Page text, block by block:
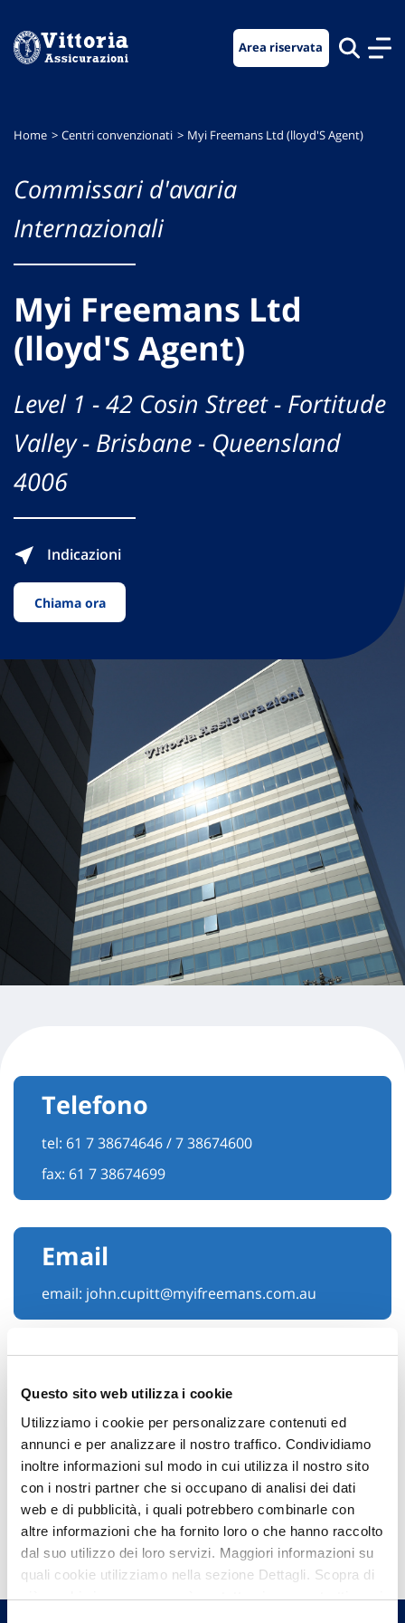
Questo sito web utilizza i cookie
Utilizziamo i cookie per personalizzare contenuti ed
annunci e per analizzare il nostro traffico. Condividiamo
inoltre informazioni sul modo in cui utilizza il nostro sito
con i nostri partner che si occupano di analisi dei dati
web e di pubblicità, i quali potrebbero combinarle con
altre informazioni che ha fornito loro o che hanno raccolto
dal suo utilizzo dei loro servizi. Maggiori informazioni su
quali cookie utilizziamo nella sezione Dettagli. Scopra di
più su chi siamo, come può contattarci e come trattiamo i
menu
contenuto
footer
Area riservata
Home Centri convenzionati Myi Freemans Ltd (lloyd'S Agent)
Commissari d'avaria
Internazionali
Myi Freemans Ltd
(lloyd'S Agent)
Level 1 - 42 Cosin Street - Fortitude
Valley - Brisbane - Queensland
4006
Indicazioni
Chiama ora
Telefono
tel: 61 7 38674646 / 7 38674600
fax: 61 7 38674699
Email
email: john.cupitt@myifreemans.com.au
Hai bisogno di
informazioni?
Trova l'Agenzia più vicina a te e parla con